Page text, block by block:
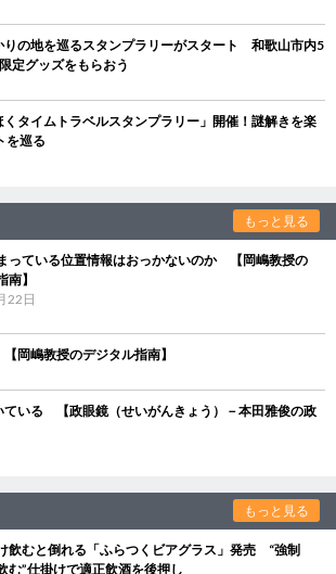
りの地を巡るスタンプラリーがスタート 和歌山市内5
定グッズをもらおう
タイムトラベルスタンプラリー」開催！謎解きを楽
を巡る
もっと見る
っている位置情報はおっかないのか 【岡嶋教授の
南】
22日
岡嶋教授のデジタル指南】
ている 【政眼鏡（せいがんきょう）－本田雅俊の政
もっと見る
飲むと倒れる「ふらつくビアグラス」発売 “強制
む”仕掛けで適正飲酒を後押し